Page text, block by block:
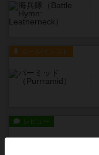
ルール/インスト
レビュー